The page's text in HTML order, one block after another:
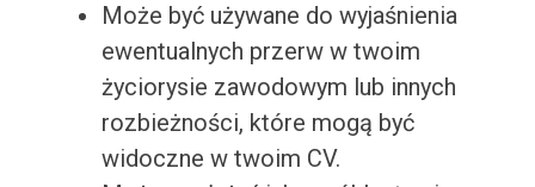
Może być używane do wyjaśnienia
ewentualnych przerw w twoim
życiorysie zawodowym lub innych
rozbieżności, które mogą być
widoczne w twoim CV.